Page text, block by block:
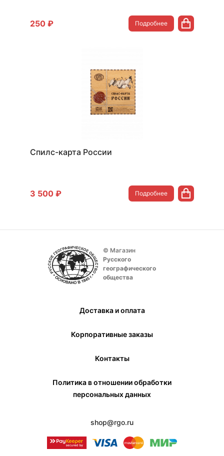
250 ₽ Подробнее
Спилс-карта России
3 500 ₽ Подробнее
© Магазин
Русского
географического
общества
Доставка и оплата
Корпоративные заказы
Контакты
Политика в отношении обработки
персональных данных
shop@rgo.ru